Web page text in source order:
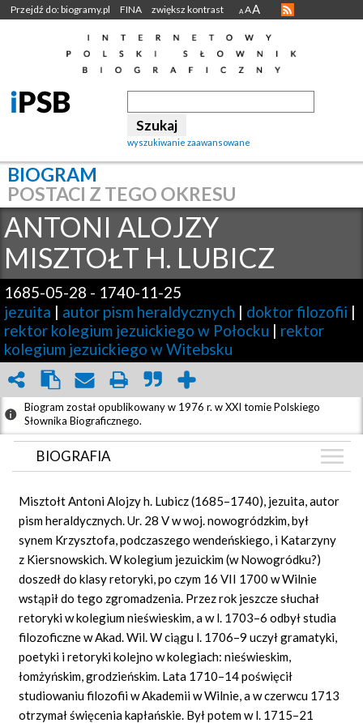
Przejdź do: biogramy.pl FINA zwiększ kontrast A AA
wyszukiwanie zaawansowane
BIOGRAM
POSTACI Z TEGO OKRESU
ANTONI ALOJZY
MISZTOŁT H. LUBICZ
1685-05-28 - 1740-11-25
jezuita | autor pism heraldycznych | doktor filozofii |
rektor kolegium jezuickiego w Połocku | rektor
kolegium jezuickiego w Witebsku
Biogram został opublikowany w 1976 r. w XXI tomie Polskiego
Słownika Biograficznego.
BIOGRAFIA
GRAF POWIĄZAŃ
DYSKUSJA
Mapa
Misztołt Antoni Alojzy h. Lubicz (1685–1740), jezuita, autor
pism heraldycznych. Ur. 28 V w woj. nowogródzkim, był
synem Krzysztofa, podczaszego wendeńskiego, i Katarzyny
z Kiersnowskich. W kolegium jezuickim (w Nowogródku?)
doszedł do klasy retoryki, po czym 16 VII 1700 w Wilnie
wstąpił do tego zgromadzenia. Przez rok jeszcze słuchał
retoryki w kolegium nieświeskim, a w l. 1703–6 odbył studia
filozoficzne w Akad. Wil. W ciągu l. 1706–9 uczył gramatyki,
poetyki i retoryki kolejno w kolegiach: nieświeskim,
łomżyńskim, grodzieńskim. Lata 1710–14 poświęcił
studiowaniu filozofii w Akademii w Wilnie, a w czerwcu 1713
otrzymał święcenia kapłańskie. Był potem w l. 1715–21